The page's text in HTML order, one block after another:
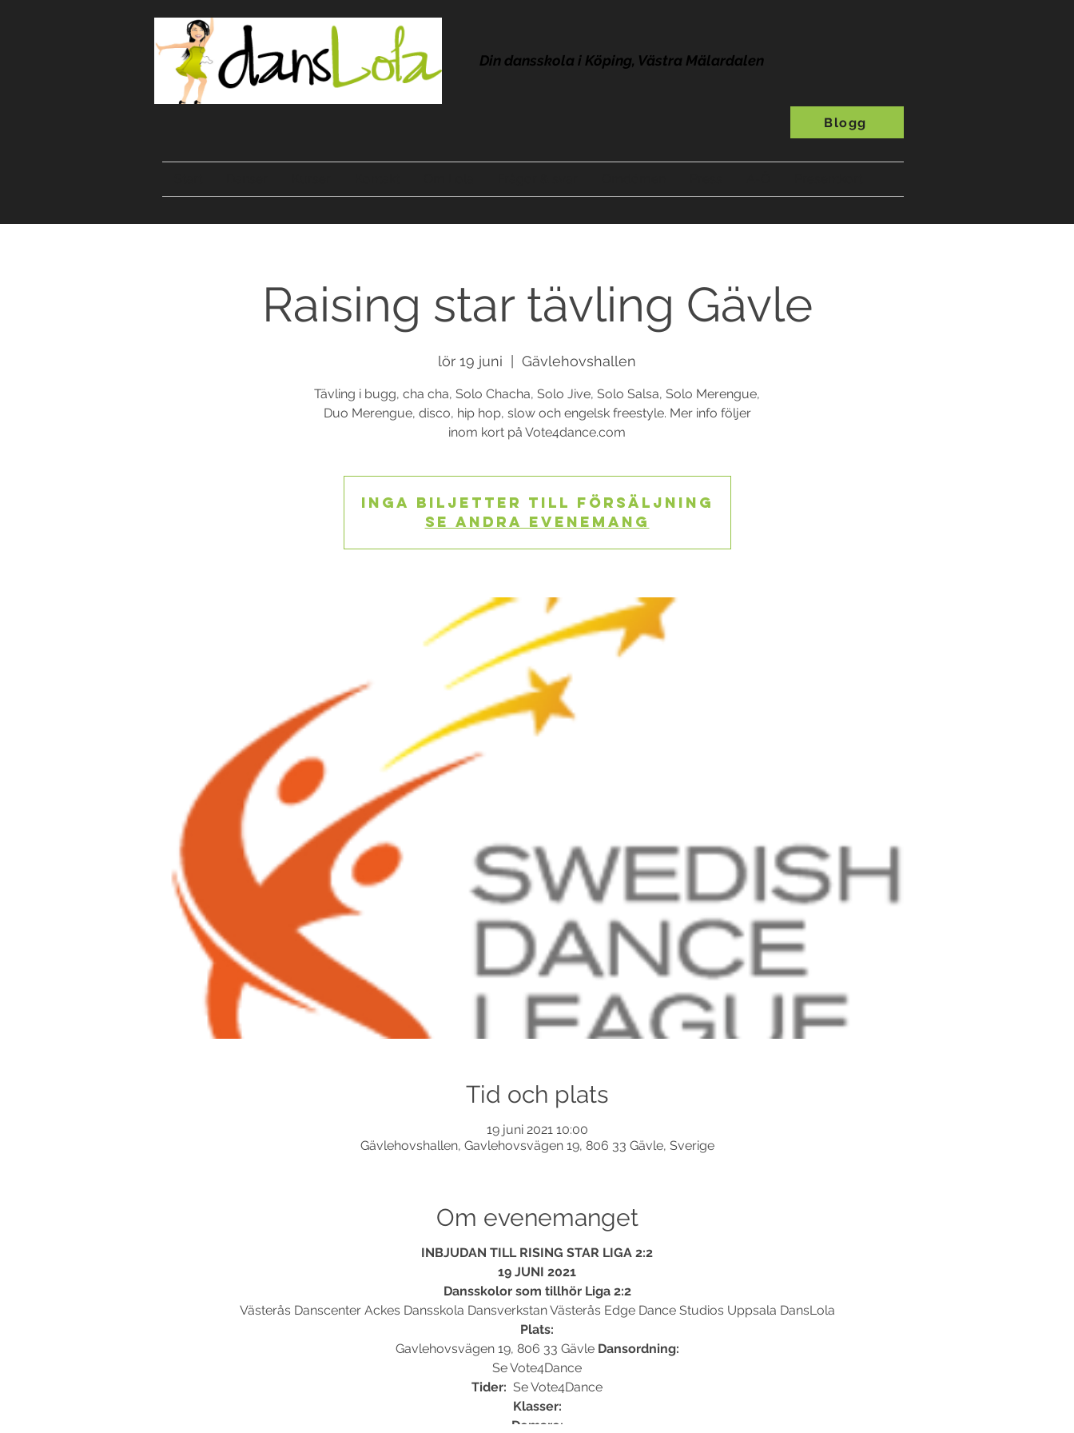
Din dansskola i Köping, Västra Mälardalen
Blogg
Raising star tävling Gävle
lör 19 juni Gävlehovshallen
Tävling i bugg, cha cha, Solo Chacha, Solo Jive, Solo Salsa, Solo Merengue,
Duo Merengue, disco, hip hop, slow och engelsk freestyle. Mer info följer
inom kort på Vote4dance.com
Inga biljetter till försäljning
Se andra evenemang
Tid och plats
19 juni 2021 10:00
Gävlehovshallen, Gavlehovsvägen 19, 806 33 Gävle, Sverige
Om evenemanget
INBJUDAN TILL RISING STAR LIGA 2:2
19 JUNI 2021
Dansskolor som tillhör Liga 2:2
Västerås Danscenter Ackes Dansskola Dansverkstan Västerås Edge Dance Studios Uppsala DansLola
Plats:
Gavlehovsvägen 19, 806 33 Gävle Dansordning:
Se Vote4Dance
Tider: Se Vote4Dance
Klasser:
Domare: